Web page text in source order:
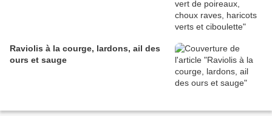
Raviolis à la courge, lardons, ail des
ours et sauge